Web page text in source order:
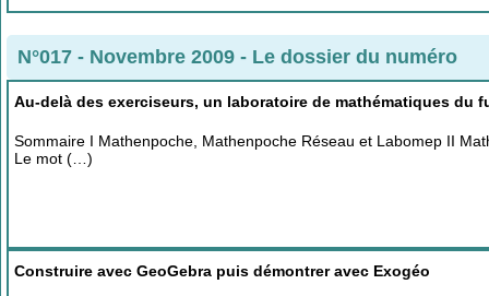
N°017 - Novembre 2009 - Le dossier du numéro
Au-delà des exerciseurs, un laboratoire de mathématiques du
Sommaire I Mathenpoche, Mathenpoche Réseau et Labomep II
Le mot (…)
Construire avec GeoGebra puis démontrer avec Exogéo